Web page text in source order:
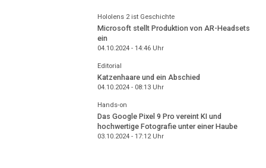
Hololens 2 ist Geschichte
Microsoft stellt Produktion von AR-Headsets
ein
04.10.2024 - 14:46Uhr
Editorial
Katzenhaare und ein Abschied
04.10.2024 - 08:13Uhr
Hands-on
Das Google Pixel 9 Pro vereint KI und
hochwertige Fotografie unter einer Haube
03.10.2024 - 17:12Uhr